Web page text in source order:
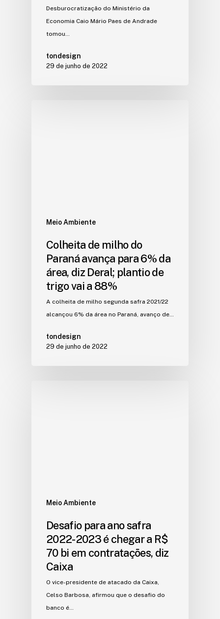
Desburocratização do Ministério da
Economia Caio Mário Paes de Andrade
tomou…
tondesign
29 de junho de 2022
Meio Ambiente
Colheita de milho do
Paraná avança para 6% da
área, diz Deral; plantio de
trigo vai a 88%
A colheita de milho segunda safra 2021/22
alcançou 6% da área no Paraná, avanço de…
tondesign
29 de junho de 2022
Meio Ambiente
Desafio para ano safra
2022-2023 é chegar a R$
70 bi em contratações, diz
Caixa
O vice-presidente de atacado da Caixa,
Celso Barbosa, afirmou que o desafio do
banco é…